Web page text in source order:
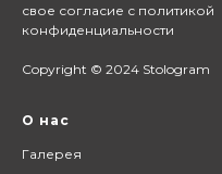
свое согласие с политикой
конфиденциальности
Copyright © 2024 Stologram
О нас
Галерея